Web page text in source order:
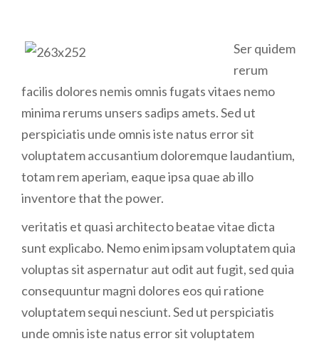
Ser quidem
rerum
facilis dolores nemis omnis fugats vitaes nemo
minima rerums unsers sadips amets. Sed ut
perspiciatis unde omnis iste natus error sit
voluptatem accusantium doloremque laudantium,
totam rem aperiam, eaque ipsa quae ab illo
inventore that the power.
veritatis et quasi architecto beatae vitae dicta
sunt explicabo. Nemo enim ipsam voluptatem quia
voluptas sit aspernatur aut odit aut fugit, sed quia
consequuntur magni dolores eos qui ratione
voluptatem sequi nesciunt. Sed ut perspiciatis
unde omnis iste natus error sit voluptatem